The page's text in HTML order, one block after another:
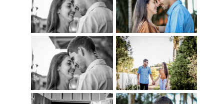
'"> '">
'"> '">